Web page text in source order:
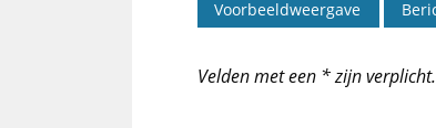
Velden met een * zijn verplicht.